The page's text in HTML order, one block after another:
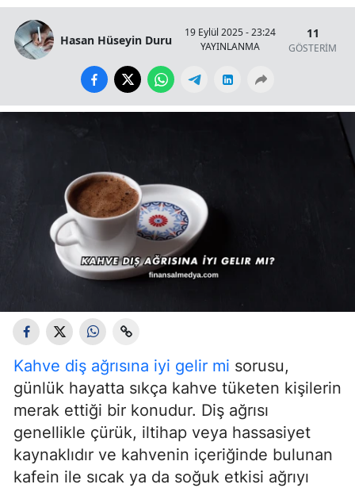
Hasan Hüseyin Duru
19 Eylül 2025 - 23:24
YAYINLANMA
11
GÖSTERİM
Kahve diş ağrısına iyi gelir mi sorusu,
günlük hayatta sıkça kahve tüketen kişilerin
merak ettiği bir konudur. Diş ağrısı
genellikle çürük, iltihap veya hassasiyet
kaynaklıdır ve kahvenin içeriğinde bulunan
kafein ile sıcak ya da soğuk etkisi ağrıyı